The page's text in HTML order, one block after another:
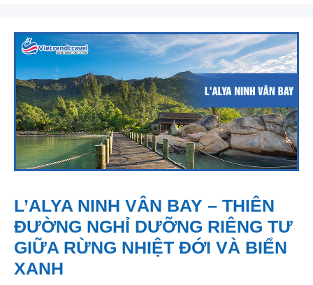
L’ALYA NINH VÂN BAY – THIÊN
ĐƯỜNG NGHỈ DƯỠNG RIÊNG TƯ
GIỮA RỪNG NHIỆT ĐỚI VÀ BIỂN
XANH